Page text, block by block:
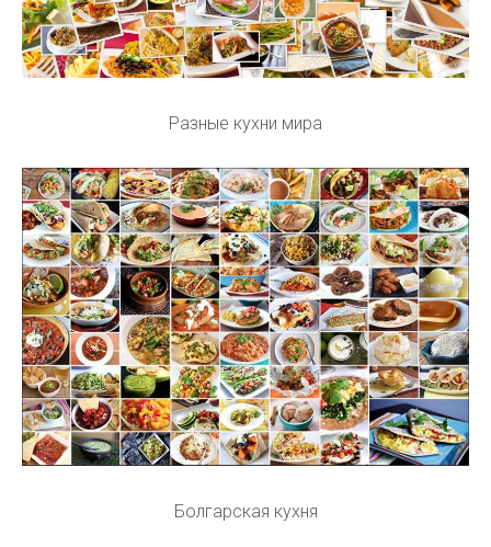
Разные кухни мира
Болгарская кухня